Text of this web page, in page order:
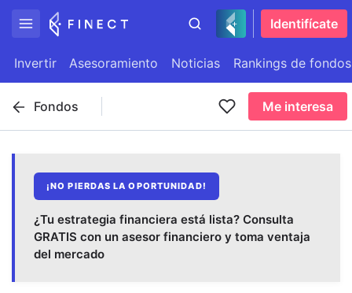
Identifícate
Invertir Asesoramiento Noticias Rankings de fondos
Fondos Me interesa
¡NO PIERDAS LA OPORTUNIDAD!
¿Tu estrategia financiera está lista? Consulta
GRATIS con un asesor financiero y toma ventaja
del mercado